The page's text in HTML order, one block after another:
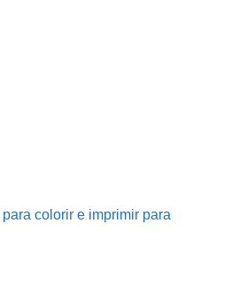
para colorir e imprimir para